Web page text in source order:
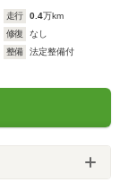
走行 0.4万km
修復
なし
整備
法定整備付